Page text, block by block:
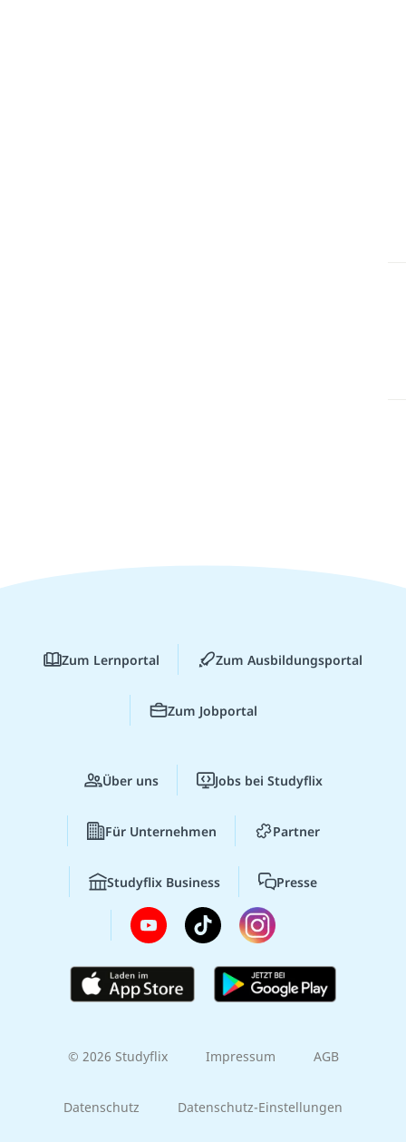
Zum Lernportal Zum Ausbildungsportal
Zum Jobportal
Über uns Jobs bei Studyflix
Für Unternehmen Partner
Studyflix Business Presse
© 2026 Studyflix Impressum AGB
Datenschutz Datenschutz-Einstellungen